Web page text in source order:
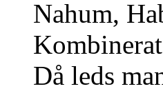
Nahum,
Då leds